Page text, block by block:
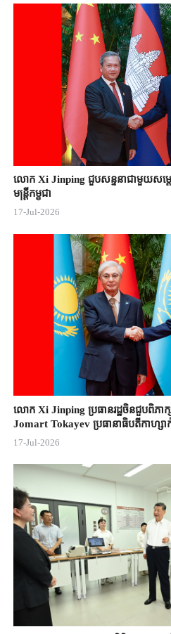
លោក Xi Jinping ជួបសន្ទនាជាមួយសម្
មន្ត្រីកម្ពុជា
17-Jul-2026
លោក Xi Jinping ប្រធានរដ្ឋចិន​ជួបពិភា
Jomart ​Tokayev ​ប្រធានាធិបតី​កាហ្សា
17-Jul-2026